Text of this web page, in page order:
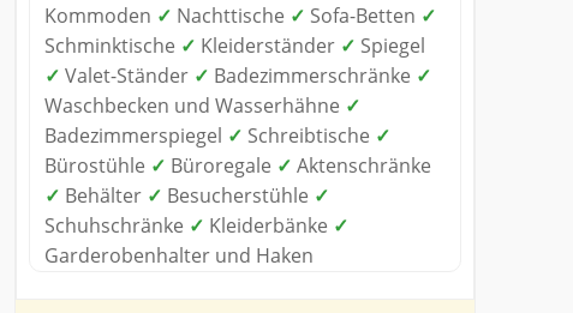
Kommoden ✓ Nachttische ✓ Sofa-Betten ✓
Schminktische ✓ Kleiderständer ✓ Spiegel
✓ Valet-Ständer ✓ Badezimmerschränke ✓
Waschbecken und Wasserhähne ✓
Badezimmerspiegel ✓ Schreibtische ✓
Bürostühle ✓ Büroregale ✓ Aktenschränke
✓ Behälter ✓ Besucherstühle ✓
Schuhschränke ✓ Kleiderbänke ✓
Garderobenhalter und Haken